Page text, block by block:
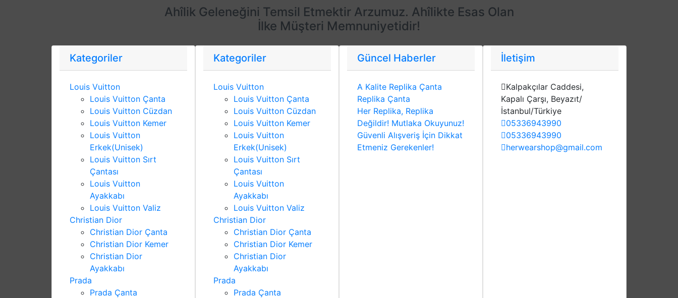
Ahîlik Geleneğini Temsil Etmektir Arzumuz. Ahîlikte Esas Olan
İlke Müşteri Memnuniyetidir!
Kategoriler
Louis Vuitton
Louis Vuitton Çanta
Louis Vuitton Cüzdan
Louis Vuitton Kemer
Louis Vuitton
Erkek(Unisek)
Louis Vuitton Sırt
Çantası
Louis Vuitton
Ayakkabı
Louis Vuitton Valiz
Christian Dior
Christian Dior Çanta
Christian Dior Kemer
Christian Dior
Ayakkabı
Prada
Prada Çanta
Kategoriler
Louis Vuitton
Louis Vuitton Çanta
Louis Vuitton Cüzdan
Louis Vuitton Kemer
Louis Vuitton
Erkek(Unisek)
Louis Vuitton Sırt
Çantası
Louis Vuitton
Ayakkabı
Louis Vuitton Valiz
Christian Dior
Christian Dior Çanta
Christian Dior Kemer
Christian Dior
Ayakkabı
Prada
Prada Çanta
Güncel Haberler
A Kalite Replika Çanta
Replika Çanta
Her Replika, Replika
Değildir! Mutlaka Okuyunuz!
Güvenli Alışveriş İçin Dikkat
Etmeniz Gerekenler!
İletişim
Kalpakçılar Caddesi,
Kapalı Çarşı, Beyazıt/
İstanbul/Türkiye
05336943990
05336943990
herwearshop@gmail.com